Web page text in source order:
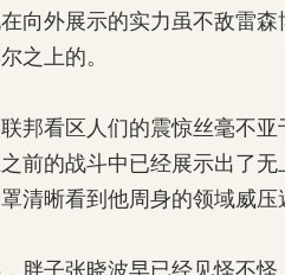
外展示的实力虽不敌雷森
之上的。
看区人们的震惊丝毫不亚
前的战斗中已经展示出了
清晰看到他周身的领域威压
子张晓波早已经见怪不怪